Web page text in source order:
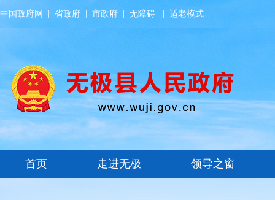
中国政府网 省政府 市政府 无障碍 适老模式